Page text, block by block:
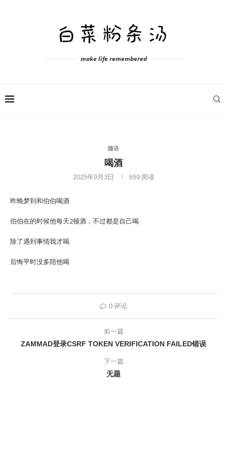
make life remembered
随语
喝酒
2025年9月3日 659阅读
昨晚梦到和伯伯喝酒
伯伯在的时候他每天2顿酒，不过都是自己喝
除了遇到事情我才喝
后悔平时没多陪他喝
0 评论
前一篇
ZAMMAD登录CSRF TOKEN VERIFICATION FAILED错误
下一篇
无题